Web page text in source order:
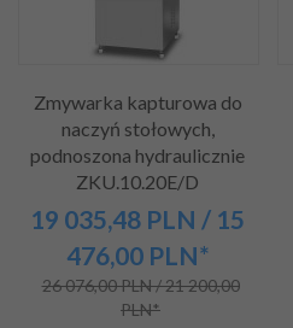
Zmywarka kapturowa do
naczyń stołowych,
podnoszona hydraulicznie
ZKU.10.20E/D
19 035,48 PLN / 15
476,00 PLN*
26 076,00 PLN / 21 200,00
PLN*